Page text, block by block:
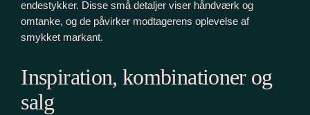
endestykker. Disse små detaljer viser håndværk og
omtanke, og de påvirker modtagerens oplevelse af
smykket markant.
Inspiration, kombinationer og
salg